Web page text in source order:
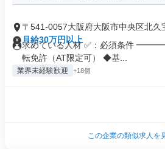
〒541-0057大阪府大阪市中央区北久
月給30万円以上
求めている人材 ✅：必須条件
転免許（AT限定可） ◆基...
業界未経験歓迎 +18個
この企業の類似求人を